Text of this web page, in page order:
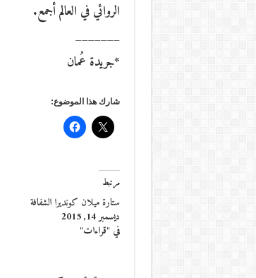
الروائي في العالم أجمع.
_______
*جريدة عُمان
شارك هذا الموضوع:
مرتبط
ستارة ميلان كونديرا الشفافة
ديسمبر 14, 2015
في "قراءات"